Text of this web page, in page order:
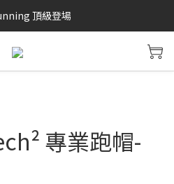
26'春夏兩件85折
頂級登場
領100購物金 點我加入
專業跑帽-